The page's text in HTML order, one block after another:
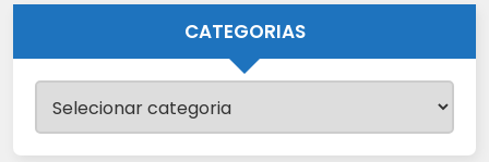
CATEGORIAS